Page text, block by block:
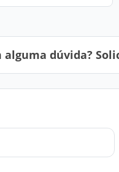
alguma dúvida?